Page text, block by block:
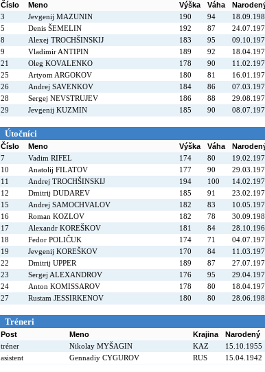
Číslo Meno Výška Váha
3
Jevgenij MAZUNIN 190 94
5
Denis ŠEMELIN 192 87
8
Alexej TROCHŠINSKIJ 183 95
9
Vladimir ANTIPIN 189 92
21
Oleg KOVALENKO 178 90
25
Artyom ARGOKOV 180 81
26
Andrej SAVENKOV 184 86
28
Sergej NEVSTRUJEV 186 88
29
Jevgenij KUZMIN 185 90
Útočníci
Číslo Meno Výška Váha
7
Vadim RIFEL 174 80
10
Anatolij FILATOV 177 90
11
Andrej TROCHŠINSKIJ 194 100
12
Dmitrij DUDAREV 185 91
15
Andrej SAMOCHVALOV 182 83
16
Roman KOZLOV 182 78
17
Alexandr KOREŠKOV 181 84
18
Fedor POLIČUK 174 71
19
Jevgenij KOREŠKOV 170 84
22
Dmitrij UPPER 189 87
23
Sergej ALEXANDROV 176 95
24
Anton KOMISSAROV 178 80
27
Rustam JESSIRKENOV 180 80
Tréneri
Post Meno Krajina
Narodený
tréner
Nikolay MYŠAGIN KAZ
15.10.1955
asistent
Gennadiy CYGUROV RUS 15.04.1942